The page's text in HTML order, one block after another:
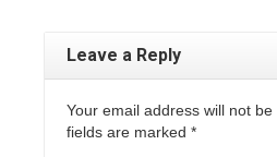
Leave a Reply
Your email address will not
fields are marked *